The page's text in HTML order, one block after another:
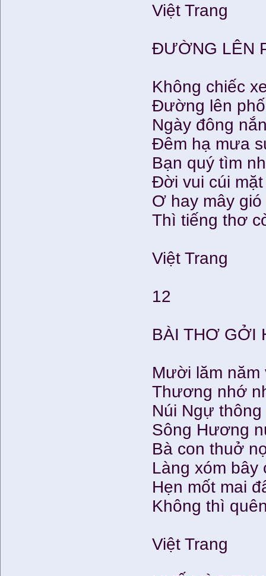
Việt Trang
ĐƯỜNG LÊN
Không chiếc
Đường lên
Ngày đông
Đêm hạ mưa
Bạn quý tìm
Đời vui cúi
Ơ hay mây
Thì tiếng thơ
Việt Trang
12
BÀI THƠ GỞI
Mười lăm năm
Thương nhớ
Núi Ngự
Sông Hương
Bà con thuở
Làng xóm bây
Hẹn mốt mai
Không thì
Việt Trang